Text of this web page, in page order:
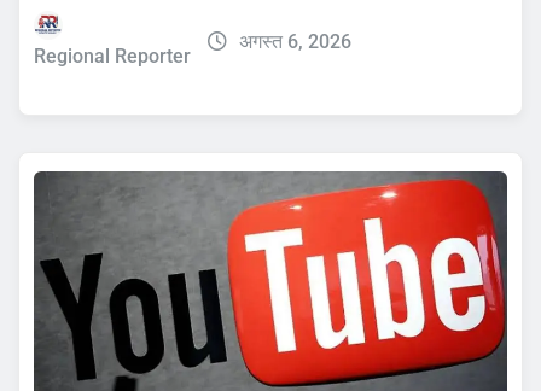
Regional Reporter
अगस्त 6, 2026